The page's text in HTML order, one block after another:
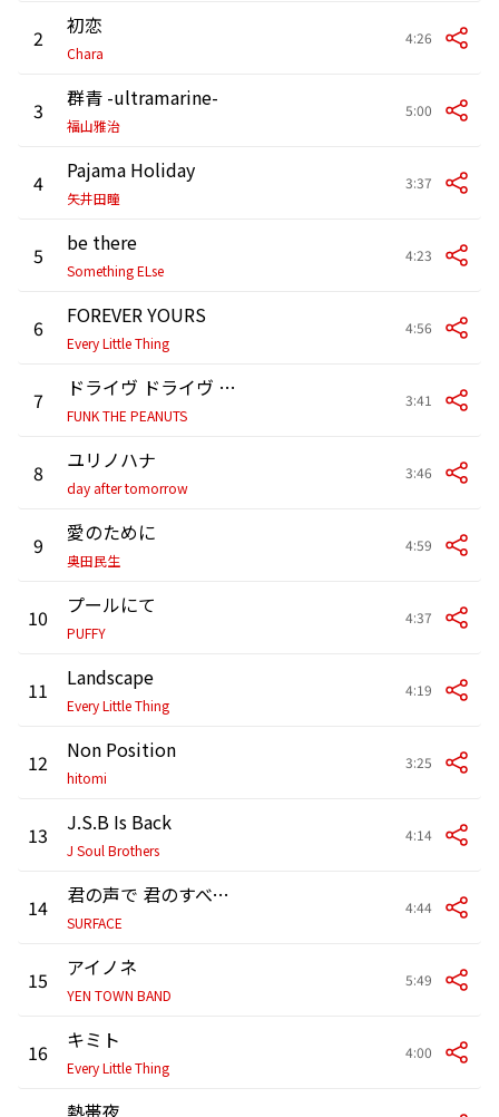
2 初恋
Chara
4:26
3 群青 -ultramarine-
福山雅治
5:00
4 Pajama Holiday
矢井田瞳
3:37
5 be there
Something ELse
4:23
6 FOREVER YOURS
Every Little Thing
4:56
7 ドライヴ ドライヴ ウレシイナ!
FUNK THE PEANUTS
3:41
8 ユリノハナ
day after tomorrow
3:46
9 愛のために
奥田民生
4:59
10 プールにて
PUFFY
4:37
11 Landscape
Every Little Thing
4:19
12 Non Position
hitomi
3:25
13 J.S.B Is Back
J Soul Brothers
4:14
14 君の声で 君のすべてで...
SURFACE
4:44
15 アイノネ
YEN TOWN BAND
5:49
16 キミト
Every Little Thing
4:00
熱帯夜